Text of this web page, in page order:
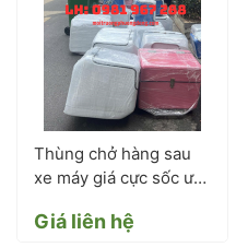
Thùng chở hàng sau
xe máy giá cực sốc ưu
Giá liên hệ